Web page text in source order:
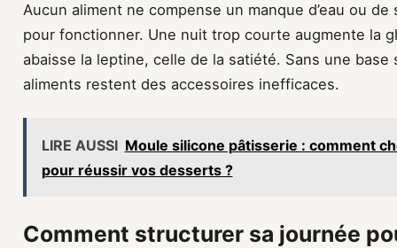
Aucun aliment ne compense un manque d’eau ou
pour fonctionner. Une nuit trop courte augmente la
abaisse la leptine, celle de la satiété. Sans une base
aliments restent des accessoires inefficaces.
LIRE AUSSI Moule silicone pâtisserie : comment
pour réussir vos desserts ?
Comment structurer sa journée